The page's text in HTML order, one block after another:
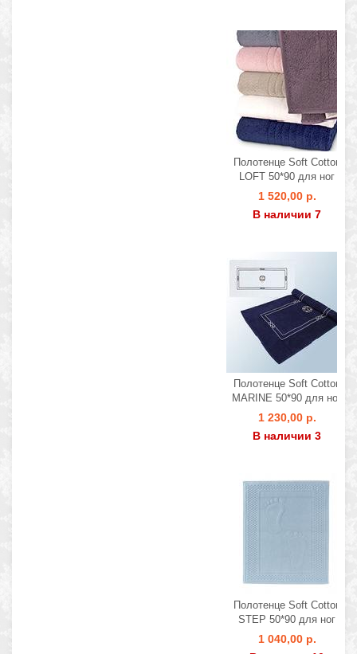
Полотенце Soft Cotton
LOFT 50*90 для ног
1 520,00 р.
В наличии 7
Полотенце Soft Cotton
MARINE 50*90 для ног
1 230,00 р.
В наличии 3
Полотенце Soft Cotton
STEP 50*90 для ног
1 040,00 р.